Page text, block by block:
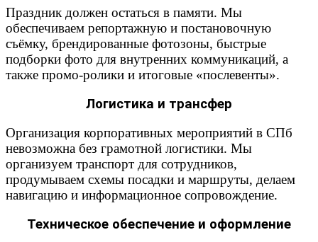
Праздник должен остаться в памяти. Мы
обеспечиваем репортажную и постановочную
съёмку, брендированные фотозоны, быстрые
подборки фото для внутренних коммуникаций, а
также промо-ролики и итоговые «послевенты».
Логистика и трансфер
Организация корпоративных мероприятий в СПб
невозможна без грамотной логистики. Мы
организуем транспорт для сотрудников,
продумываем схемы посадки и маршруты, делаем
навигацию и информационное сопровождение.
Техническое обеспечение и оформление